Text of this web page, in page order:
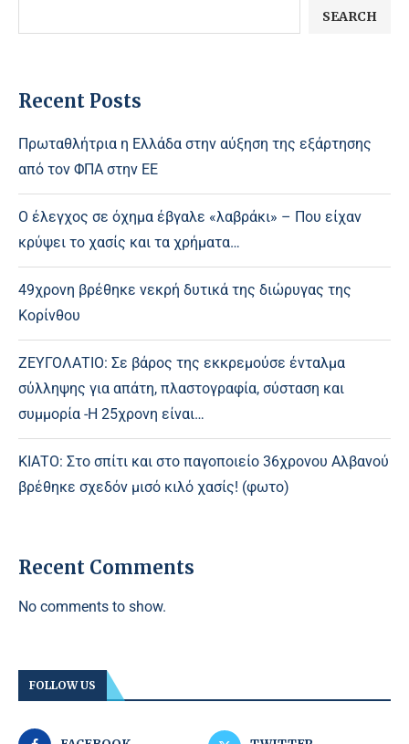
SEARCH
Recent Posts
Πρωταθλήτρια η Ελλάδα στην αύξηση της εξάρτησης
από τον ΦΠΑ στην ΕΕ
Ο έλεγχος σε όχημα έβγαλε «λαβράκι» – Που είχαν
κρύψει το χασίς και τα χρήματα…
49χρονη βρέθηκε νεκρή δυτικά της διώρυγας της
Κορίνθου
ΖΕΥΓΟΛΑΤΙΟ: Σε βάρος της εκκρεμούσε ένταλμα
σύλληψης για απάτη, πλαστογραφία, σύσταση και
συμμορία -Η 25χρονη είναι…
ΚΙΑΤΟ: Στο σπίτι και στο παγοποιείο 36χρονου Αλβανού
βρέθηκε σχεδόν μισό κιλό χασίς! (φωτο)
Recent Comments
No comments to show.
FOLLOW US